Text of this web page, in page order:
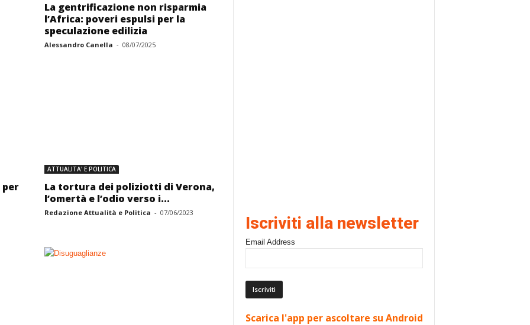
La gentrificazione non risparmia
l’Africa: poveri espulsi per la
speculazione edilizia
Alessandro Canella - 08/07/2025
ATTUALITA' E POLITICA
La tortura dei poliziotti di Verona,
l’omertà e l’odio verso i...
Redazione Attualità e Politica - 07/06/2023
Iscriviti alla newsletter
Email Address
Scarica l'app per ascoltare su Android